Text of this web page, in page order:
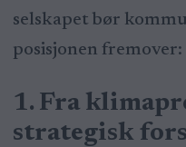
selskapet bør
posisjonen fremover:
1. Fra
strategisk